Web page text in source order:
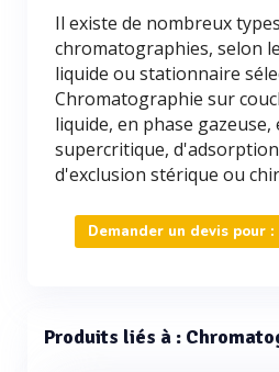
Il existe de nombreux
chromatographies, selon
liquide ou stationnaire
Chromatographie sur
liquide, en phase gazeuse,
supercritique,
d'exclusion stérique ou
Demander un devis pour
Produits liés à :